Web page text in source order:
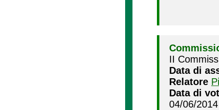
II
Data di
Relatore
Data di
04/06/2014